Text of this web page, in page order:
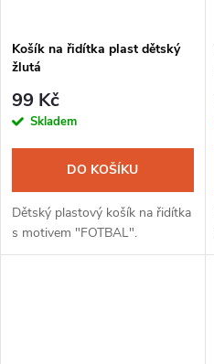
Košík na řidítka plast dětský
žlutá
99 Kč
Skladem
DO KOŠÍKU
Dětský plastový košík na řidítka
s motivem "FOTBAL".